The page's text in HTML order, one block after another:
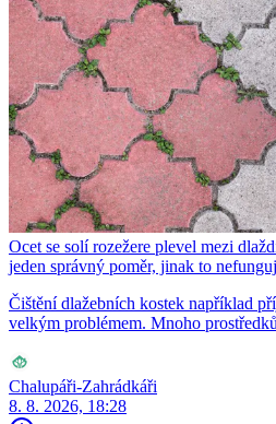
Ocet se solí rozežere plevel mezi
jeden správný poměr, jinak to
Čištění dlažebních kostek například
velkým problémem. Mnoho
Chalupáři-Zahrádkáři
8. 8. 2026, 18:28